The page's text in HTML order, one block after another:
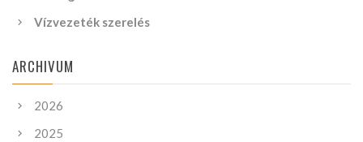
Vízvezeték szerelés
ARCHIVUM
2026
2025